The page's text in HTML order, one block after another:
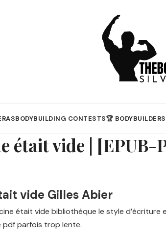
BODYBUILDING CONTESTS🏆 BODYBUILDERS
était vide | [EPUB-
vide Gilles Abier
était vide bibliothèque le style
pdf parfois trop lente.